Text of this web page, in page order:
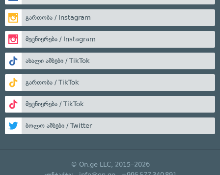
გართობა / Instagram
მეცნიერება / Instagram
ახალი ამბები / TikTok
გართობა / TikTok
მეცნიერება / TikTok
ბოლო ამბები / Twitter
© On.ge LLC, 2015–2026